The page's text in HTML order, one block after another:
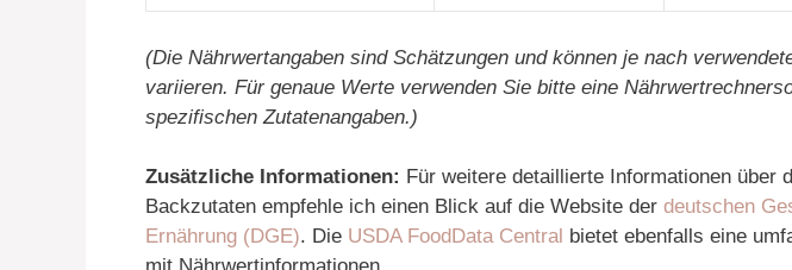
(Die Nährwertangaben sind Schätzungen und können je nach
variieren. Für genaue Werte verwenden Sie bitte eine
spezifischen Zutatenangaben.)
Zusätzliche Informationen: Für weitere detaillierte Informationen über
Backzutaten empfehle ich einen Blick auf die Website der deutschen
Ernährung (DGE). Die USDA FoodData Central bietet ebenfalls eine